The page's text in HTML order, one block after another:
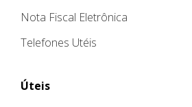
Nota Fiscal Eletrônica
Telefones Utéis
Úteis